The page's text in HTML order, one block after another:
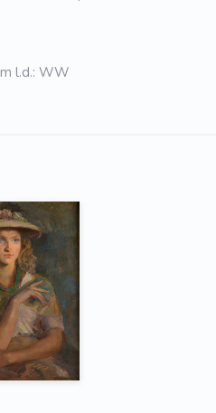
l.d.: WW